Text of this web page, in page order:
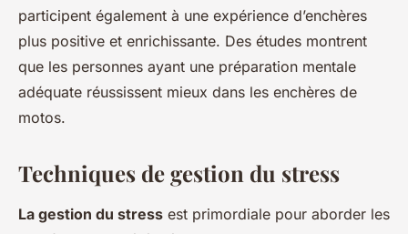
participent également à une expérience d’enchères
plus positive et enrichissante. Des études montrent
que les personnes ayant une préparation mentale
adéquate réussissent mieux dans les enchères de
motos.
Techniques de gestion du stress
La gestion du stress est primordiale pour aborder les